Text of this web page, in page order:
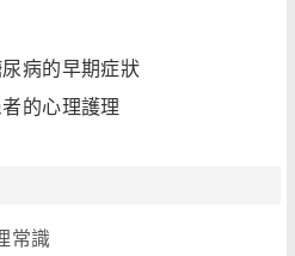
病的早期症狀
的心理護理
常識